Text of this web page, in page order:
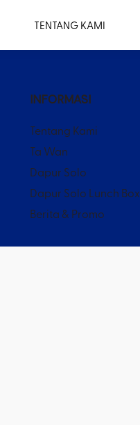
TENTANG KAMI
INFORMASI
Tentang Kami
Ta Wan
Dapur Solo
Dapur Solo Lunch Box
Berita & Promo